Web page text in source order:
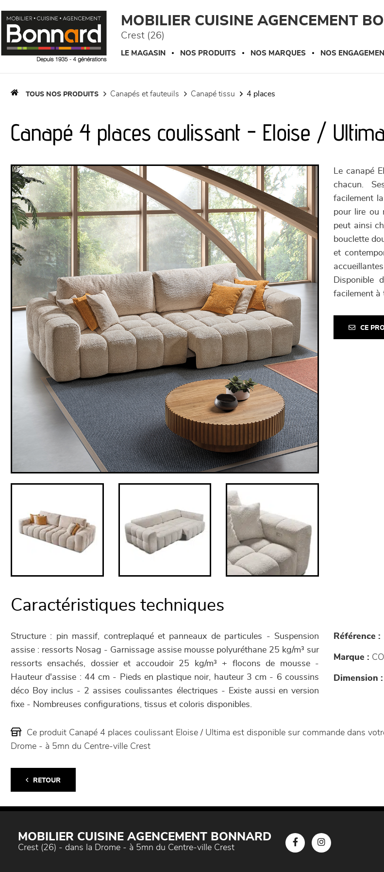
MOBILIER CUISINE AGENCEMENT
Crest (26)
LE MAGASIN NOS PRODUITS NOS MARQUES NOS
TOUS NOS PRODUITS canapés et fauteuils canapé tissu 4 places
Canapé 4 places coulissant - Eloise / Ultima
Le canapé
chacun.
facilement
pour lire ou
peut ainsi
bouclette
et
Disponible
facilement à
CE
Caractéristiques techniques
Structure : pin massif, contreplaqué et panneaux de particules - Suspension
assise : ressorts Nosag - Garnissage assise mousse polyuréthane 25 kg/m³ sur
ressorts ensachés, dossier et accoudoir 25 kg/m³ + flocons de mousse -
Hauteur d'assise : 44 cm - Pieds en plastique noir, hauteur 3 cm - 6 coussins
déco Boy inclus - 2 assises coulissantes électriques - Existe aussi en version
fixe - Nombreuses configurations, tissus et coloris disponibles.
Référence :
Marque :
Dimension :
Ce produit Canapé 4 places coulissant Eloise / Ultima est disponible sur commande dans
Drome - à 5mn du Centre-ville Crest
RETOUR
MOBILIER CUISINE AGENCEMENT BONNARD
Crest (26) - dans la Drome - à 5mn du Centre-ville Crest